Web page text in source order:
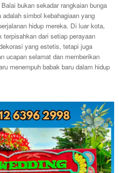
bukan sekadar rangkaian bunga
simbol kebahagiaan yang
hidup mereka. Di luar kota,
dari setiap perayaan
yang estetis, tetapi juga
ucapan selamat dan memberikan
menempuh babak baru dalam hidup